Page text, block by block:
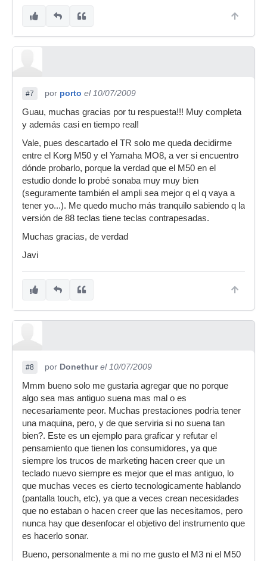
#7 por porto el 10/07/2009
Guau, muchas gracias por tu respuesta!!! Muy completa
y además casi en tiempo real!
Vale, pues descartado el TR solo me queda decidirme
entre el Korg M50 y el Yamaha MO8, a ver si encuentro
dónde probarlo, porque la verdad que el M50 en el
estudio donde lo probé sonaba muy muy bien
(seguramente también el ampli sea mejor q el q vaya a
tener yo...). Me quedo mucho más tranquilo sabiendo q la
versión de 88 teclas tiene teclas contrapesadas.
Muchas gracias, de verdad
Javi
#8 por Donethur el 10/07/2009
Mmm bueno solo me gustaria agregar que no porque
algo sea mas antiguo suena mas mal o es
necesariamente peor. Muchas prestaciones podria tener
una maquina, pero, y de que serviria si no suena tan
bien?. Este es un ejemplo para graficar y refutar el
pensamiento que tienen los consumidores, ya que
siempre los trucos de marketing hacen creer que un
teclado nuevo siempre es mejor que el mas antiguo, lo
que muchas veces es cierto tecnologicamente hablando
(pantalla touch, etc), ya que a veces crean necesidades
que no estaban o hacen creer que las necesitamos, pero
nunca hay que desenfocar el objetivo del instrumento que
es hacerlo sonar.
Bueno, personalmente a mi no me gusto el M3 ni el M50